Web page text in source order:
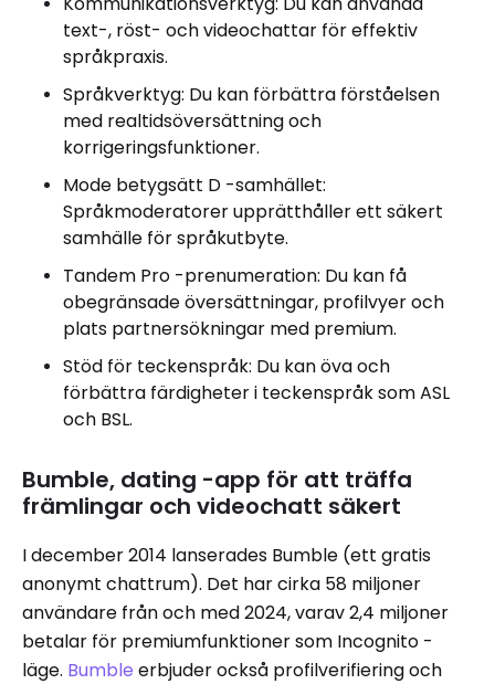
text-, röst- och videochattar för effektiv
språkpraxis.
Språkverktyg: Du kan förbättra förståelsen
med realtidsöversättning och
korrigeringsfunktioner.
Mode betygsätt D -samhället:
Språkmoderatorer upprätthåller ett säkert
samhälle för språkutbyte.
Tandem Pro -prenumeration: Du kan få
obegränsade översättningar, profilvyer och
plats partnersökningar med premium.
Stöd för teckenspråk: Du kan öva och
förbättra färdigheter i teckenspråk som ASL
och BSL.
Bumble, dating -app för att träffa
främlingar och videochatt säkert
I december 2014 lanserades Bumble (ett gratis
anonymt chattrum). Det har cirka 58 miljoner
användare från och med 2024, varav 2,4 miljoner
betalar för premiumfunktioner som Incognito -
läge. Bumble erbjuder också profilverifiering och